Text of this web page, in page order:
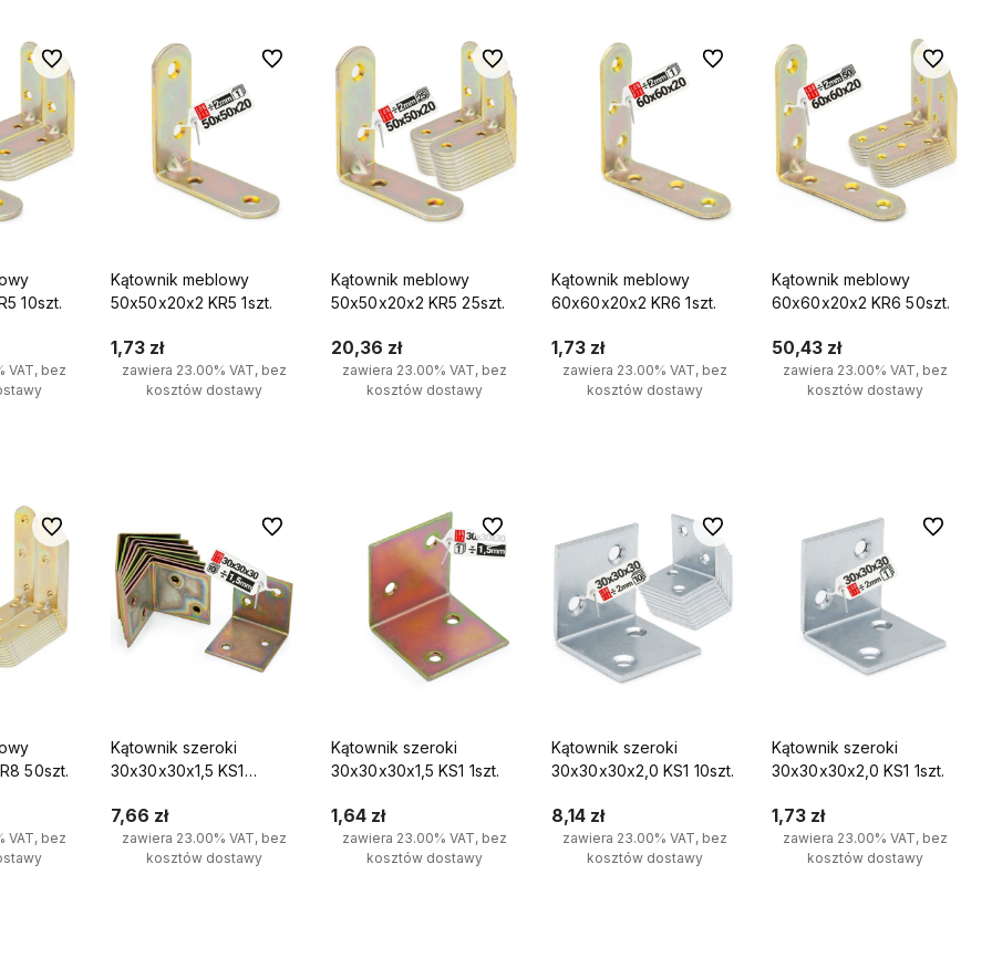
10szt.
VAT, bez
Do ulubionych
Kątownik meblowy
50x50x20x2 KR5 1szt.
1,73 zł
zawiera 23.00% VAT, bez
kosztów dostawy
Do ulubionych
Kątownik meblowy
50x50x20x2 KR5 25szt.
20,36 zł
zawiera 23.00% VAT, bez
kosztów dostawy
Do ulubionych
Kątownik meblowy
60x60x20x2 KR6 1szt.
1,73 zł
zawiera 23.00% VAT, bez
kosztów dostawy
Do ulubionych
Kątownik meblowy
60x60x20x2 KR6 50szt.
50,43 zł
zawiera 23.00% VAT, bez
kosztów dostawy
Do
50szt.
VAT, bez
Do ulubionych
Kątownik szeroki
30x30x30x1,5 KS1
7,66 zł
zawiera 23.00% VAT, bez
kosztów dostawy
Do ulubionych
Kątownik szeroki
30x30x30x1,5 KS1 1szt.
1,64 zł
zawiera 23.00% VAT, bez
kosztów dostawy
Do ulubionych
Kątownik szeroki
30x30x30x2,0 KS1 10szt.
8,14 zł
zawiera 23.00% VAT, bez
kosztów dostawy
Do ulubionych
Kątownik szeroki
30x30x30x2,0 KS1 1szt.
1,73 zł
zawiera 23.00% VAT, bez
kosztów dostawy
Do